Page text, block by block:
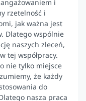
i
rzetelność i
jak ważna jest
Dlatego wspólnie
naszych zleceń,
tej współpracy.
nie tylko miejsce
że każdy
do
nasza praca